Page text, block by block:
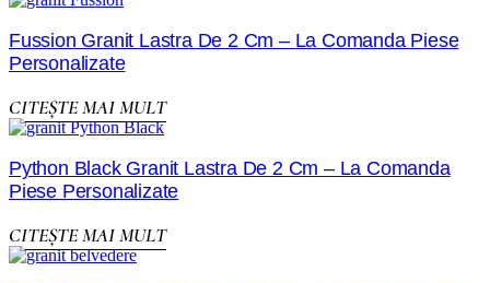
Fussion Granit Lastra De 2 Cm – La Comanda Piese
Personalizate
CITEȘTE MAI MULT
Python Black Granit Lastra De 2 Cm – La Comanda
Piese Personalizate
CITEȘTE MAI MULT